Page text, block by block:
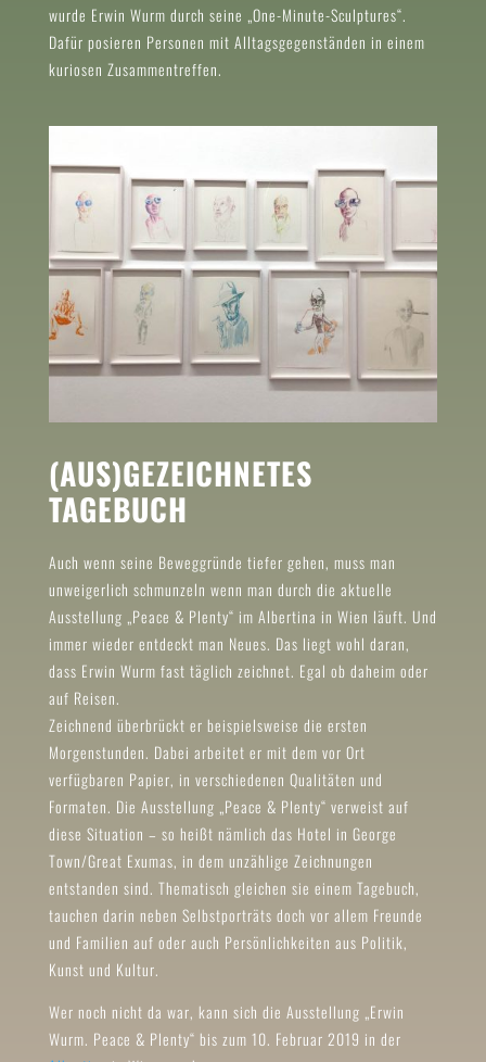
wurde Erwin Wurm durch seine „One-Minute-Sculptures“.
Dafür posieren Personen mit Alltagsgegenständen in einem
kuriosen Zusammentreffen.
(AUS)GEZEICHNETES
TAGEBUCH
Auch wenn seine Beweggründe tiefer gehen, muss man
unweigerlich schmunzeln wenn man durch die aktuelle
Ausstellung „Peace & Plenty“ im Albertina in Wien läuft. Und
immer wieder entdeckt man Neues. Das liegt wohl daran,
dass Erwin Wurm fast täglich zeichnet. Egal ob daheim oder
auf Reisen.
Zeichnend überbrückt er beispielsweise die ersten
Morgenstunden. Dabei arbeitet er mit dem vor Ort
verfügbaren Papier, in verschiedenen Qualitäten und
Formaten. Die Ausstellung „Peace & Plenty“ verweist auf
diese Situation – so heißt nämlich das Hotel in George
Town/Great Exumas, in dem unzählige Zeichnungen
entstanden sind. Thematisch gleichen sie einem Tagebuch,
tauchen darin neben Selbstporträts doch vor allem Freunde
und Familien auf oder auch Persönlichkeiten aus Politik,
Kunst und Kultur.
Wer noch nicht da war, kann sich die Ausstellung „Erwin
Wurm. Peace & Plenty“ bis zum 10. Februar 2019 in der